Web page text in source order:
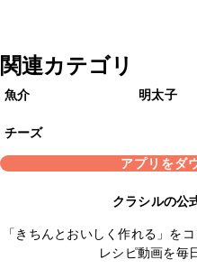
関連カテゴリ
魚介 明太子
チーズ
アプリをダ
クラシルの公
「きちんとおいしく作れる」を
レシピ動画を毎